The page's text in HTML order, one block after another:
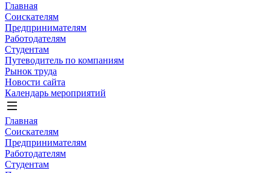
Главная
Соискателям
Предпринимателям
Работодателям
Студентам
Путеводитель по компаниям
Рынок труда
Новости сайта
Календарь мероприятий
Главная
Соискателям
Предпринимателям
Работодателям
Студентам